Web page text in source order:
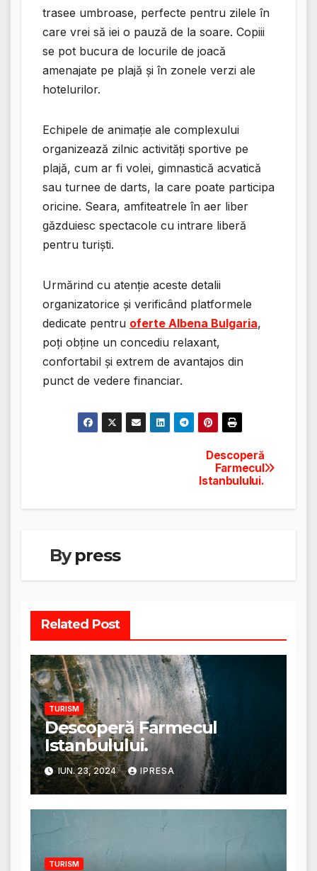
trasee umbroase, perfecte pentru zilele în
care vrei să iei o pauză de la soare. Copiii
se pot bucura de locurile de joacă
amenajate pe plajă și în zonele verzi ale
hotelurilor.
Echipele de animație ale complexului
organizează zilnic activități sportive pe
plajă, cum ar fi volei, gimnastică acvatică
sau turnee de darts, la care poate participa
oricine. Seara, amfiteatrele în aer liber
găzduiesc spectacole cu intrare liberă
pentru turiști.
Urmărind cu atenție aceste detalii
organizatorice și verificând platformele
dedicate pentru oferte Albena Bulgaria,
poți obține un concediu relaxant,
confortabil și extrem de avantajos din
punct de vedere financiar.
Descoperă
Farmecul
Istanbulului.
Bypress
Related Post
TURISM
Descoperă Farmecul
Istanbulului.
IUN. 23, 2024 IPRESA
TURISM